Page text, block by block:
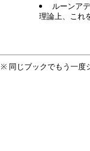
ルーンア
理論上、これ
※ 同じブックでもう一度